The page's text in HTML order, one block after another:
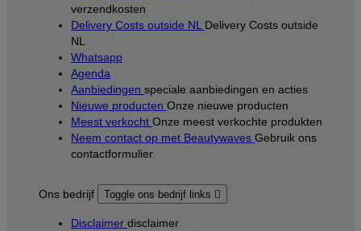
verzendkosten
Delivery Costs outside NL Delivery Costs outside
NL
Whatsapp
Agenda
Aanbiedingen speciale aanbiedingen en acties
Nieuwe producten Onze nieuwe producten
Meest verkocht Onze meest verkochte produkten
Neem contact op met Beautywaves Gebruik ons
contactformulier
Ons bedrijf Toggle ons bedrijf links 
Disclaimer disclaimer